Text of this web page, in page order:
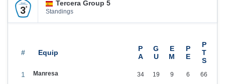
Tercera Group 5
Standings
#
1 Manresa 34 19 9 6 66